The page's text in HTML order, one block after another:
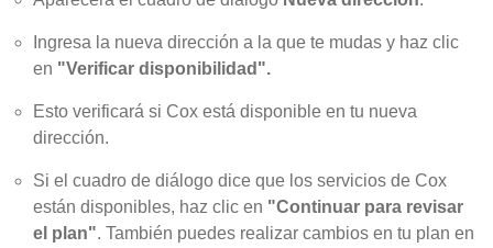
Ingresa la nueva dirección a la que te mudas y haz clic
en "Verificar disponibilidad".
Esto verificará si Cox está disponible en tu nueva
dirección.
Si el cuadro de diálogo dice que los servicios de Cox
están disponibles, haz clic en "Continuar para revisar
el plan". También puedes realizar cambios en tu plan en